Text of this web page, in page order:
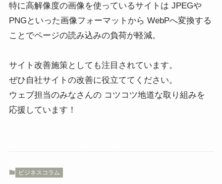
特に高解像度の画像を使っているサイトは JPEGや
PNGといった画像フォーマットから WebPへ変換する
ことでページの読み込みの負荷が軽減。
サイト改善施策としても注目されています。
ぜひ自社サイトの改善に役立ててください。
ウェブ担当のみなさんの コツコツ地道な取り組みを
応援しています！
ビジネスコラム